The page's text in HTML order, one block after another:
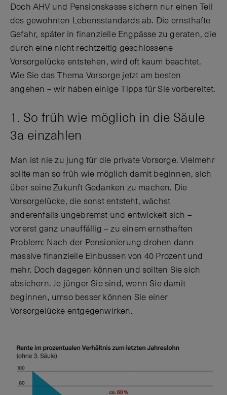
Doch AHV und Pensionskasse sichern nur einen Teil
des gewohnten Lebensstandards ab. Die ernsthafte
Gefahr, später in finanzielle Engpässe zu geraten, die
durch eine nicht rechtzeitig geschlossene
Vorsorgelücke entstehen, wird oft kaum beachtet.
Wie Sie das Thema Vorsorge jetzt am besten
angehen – wir haben einige Tipps für Sie vorbereitet.
1. So früh wie möglich in die Säule
3a einzahlen
Man ist nie zu jung für die private Vorsorge. Vielmehr
sollte man so früh wie möglich damit beginnen, sich
über seine Zukunft Gedanken zu machen. Die
Vorsorgelücke, die sonst entsteht, wächst
anderenfalls ungebremst und entwickelt sich –
vorerst ganz unauffällig – zu einem ernsthaften
Problem: Nach der Pensionierung drohen dann
massive finanzielle Einbussen von 40 Prozent und
mehr. Doch dagegen können und sollten Sie sich
absichern. Je jünger Sie sind, wenn Sie damit
beginnen, umso besser können Sie einer
Vorsorgelücke entgegenwirken.